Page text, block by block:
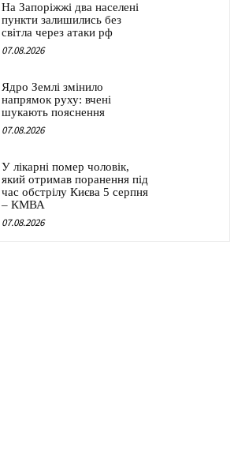
На Запоріжжі два населені
пункти залишились без
світла через атаки рф
07.08.2026
Ядро Землі змінило
напрямок руху: вчені
шукають пояснення
07.08.2026
У лікарні помер чоловік,
який отримав поранення під
час обстрілу Києва 5 серпня
– КМВА
07.08.2026